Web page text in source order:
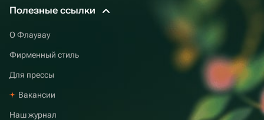
Полезные ссылки
О Флаувау
Фирменный стиль
Для прессы
Вакансии
Наш журнал